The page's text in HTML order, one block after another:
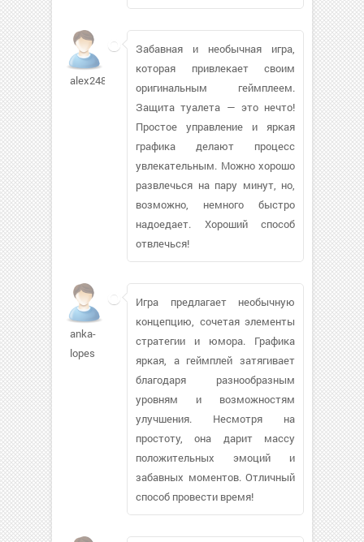
alex248167
Забавная и необычная игра,
которая привлекает своим
оригинальным геймплеем.
Защита туалета — это нечто!
Простое управление и яркая
графика делают процесс
увлекательным. Можно хорошо
развлечься на пару минут, но,
возможно, немного быстро
надоедает. Хороший способ
отвлечься!
anka-
lopes
Игра предлагает необычную
концепцию, сочетая элементы
стратегии и юмора. Графика
яркая, а геймплей затягивает
благодаря разнообразным
уровням и возможностям
улучшения. Несмотря на
простоту, она дарит массу
положительных эмоций и
забавных моментов. Отличный
способ провести время!